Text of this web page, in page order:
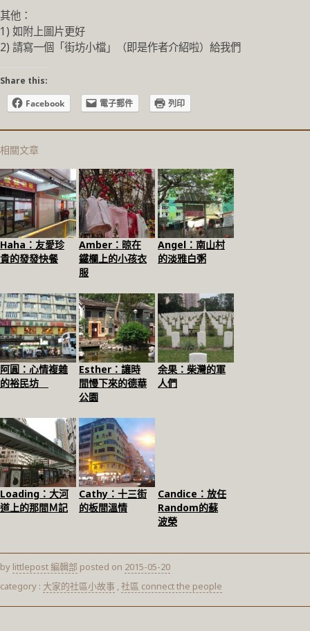
其他：
1) 如附上圖片更好
2) 請寫一個「街坊小檔」（即是作者介紹啦）給我們
Share this:
Facebook
電子郵件 列印
相關文章
Haha：友愛珍
貴的發發快餐
Amber：晾在
鐵欄上的小孩衣
服
Angel：南山村
的淡雅白粥
阿圓：心情複雜
的裕民坊
Esther：讓時
間慢下來的德華
公園
余果：柴灣的軍
人們
Loading：大河
道上的那間Ｍ記
Cathy：十三街
的板間溫情
Candice：放任
Random的蘇
波榮
by littlepost 編輯部 posted on 2015-05-20
category : 大家的社區小故事 ,社區 connect the people